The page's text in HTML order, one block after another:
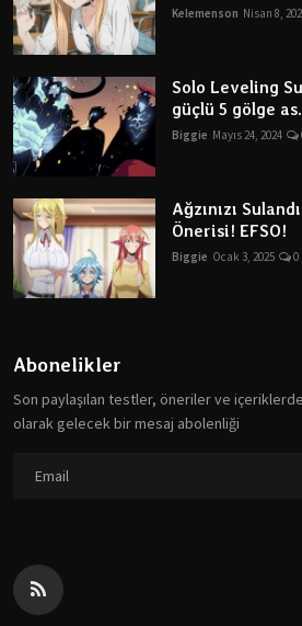
Kelemenson Nisan 8,
Solo Leveling
güçlü 5 gölge
Biggie Mayıs 24, 2024
Ağzınızı
Önerisi! EFSO!
Biggie Ocak 3, 2025 0
Abonelikler
Son paylaşılan testler, öneriler ve
olarak gelecek bir mesaj abolenliği